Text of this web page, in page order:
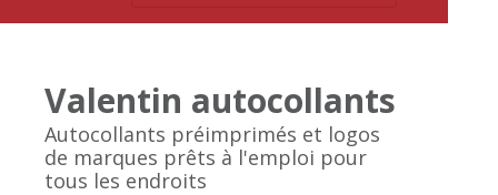
Pictogrammes
Images autocollantes
Téléchargez votre propre conception
Valentin autocollants
Autocollants préimprimés et logos
de marques prêts à l'emploi pour
tous les endroits